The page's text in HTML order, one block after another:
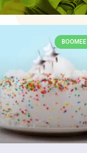
BOOMEE